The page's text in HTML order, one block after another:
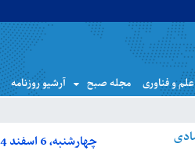
علم و فناوری مجله صبح آرشیو روزنامه
چهارشنبه، 6 اسفند 1404